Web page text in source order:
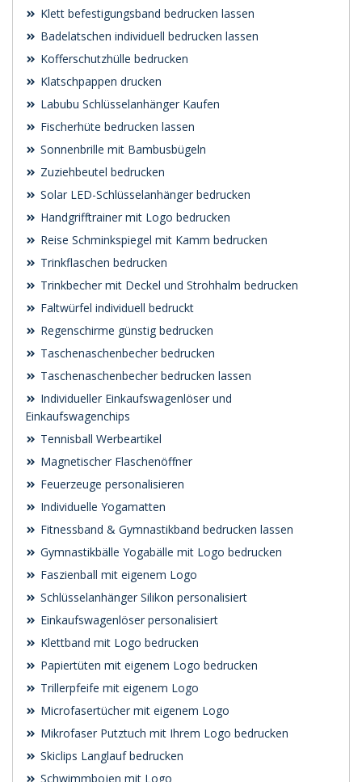
Klett befestigungsband bedrucken lassen
Badelatschen individuell bedrucken lassen
Kofferschutzhülle bedrucken
Klatschpappen drucken
Labubu Schlüsselanhänger Kaufen
Fischerhüte bedrucken lassen
Sonnenbrille mit Bambusbügeln
Zuziehbeutel bedrucken
Solar LED-Schlüsselanhänger bedrucken
Handgrifftrainer mit Logo bedrucken
Reise Schminkspiegel mit Kamm bedrucken
Trinkflaschen bedrucken
Trinkbecher mit Deckel und Strohhalm bedrucken
Faltwürfel individuell bedruckt
Regenschirme günstig bedrucken
Taschenaschenbecher bedrucken
Taschenaschenbecher bedrucken lassen
Individueller Einkaufswagenlöser und
Einkaufswagenchips
Tennisball Werbeartikel
Magnetischer Flaschenöffner
Feuerzeuge personalisieren
Individuelle Yogamatten
Fitnessband & Gymnastikband bedrucken lassen
Gymnastikbälle Yogabälle mit Logo bedrucken
Faszienball mit eigenem Logo
Schlüsselanhänger Silikon personalisiert
Einkaufswagenlöser personalisiert
Klettband mit Logo bedrucken
Papiertüten mit eigenem Logo bedrucken
Trillerpfeife mit eigenem Logo
Microfasertücher mit eigenem Logo
Mikrofaser Putztuch mit Ihrem Logo bedrucken
Skiclips Langlauf bedrucken
Schwimmbojen mit Logo